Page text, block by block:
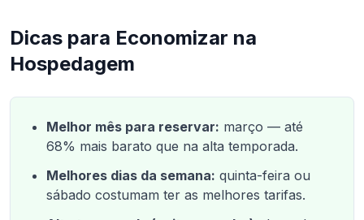
Dicas para Economizar na
Hospedagem
Melhor mês para reservar: março — até
68% mais barato que na alta temporada.
Melhores dias da semana: quinta-feira ou
sábado costumam ter as melhores tarifas.